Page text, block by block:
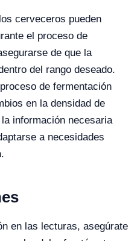
cerveceros pueden
el proceso de
de que la
del rango deseado.
de fermentación
en la densidad de
información necesaria
a necesidades
en las lecturas, asegúrate